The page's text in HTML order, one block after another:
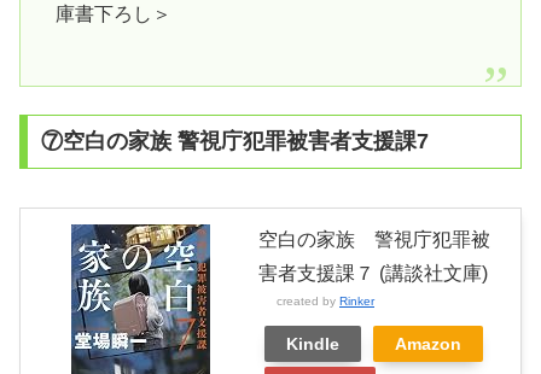
庫書下ろし＞
⑦空白の家族 警視庁犯罪被害者支援課7
空白の家族 警視庁犯罪被
害者支援課７ (講談社文庫)
created by Rinker
Kindle Amazon